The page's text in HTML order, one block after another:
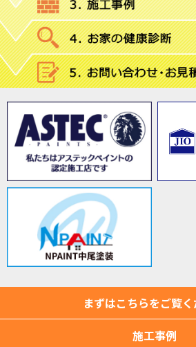
まずはこちらをご覧
施工事例